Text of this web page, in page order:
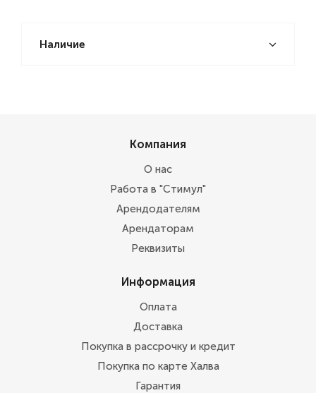
Наличие
Компания
О нас
Работа в "Стимул"
Арендодателям
Арендаторам
Реквизиты
Информация
Оплата
Доставка
Покупка в рассрочку и кредит
Покупка по карте Халва
Гарантия